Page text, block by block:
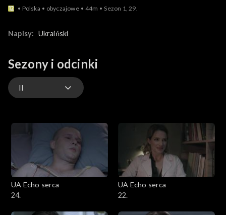
Polska obyczajowe 44m Sezon 1, 29.
Napisy: Ukraiński
Sezony i odcinki
II
I
UA Echo serca
24.
UA Echo serca
22.